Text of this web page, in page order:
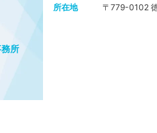
所在地 〒779-0102
所